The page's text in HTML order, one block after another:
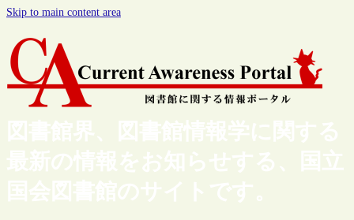
Skip to main content area
図書館界、図書館情報学に関する
最新の情報をお知らせする、国立
国会図書館のサイトです。